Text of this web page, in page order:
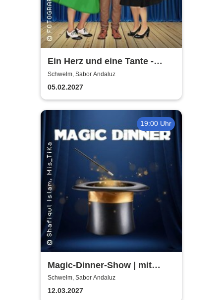
Ein Herz und eine Tante -
Dinner-Komödie
Schwelm, Sabor Andaluz
05.02.2027
19:00 Uhr
Magic-Dinner-Show | mit
Magic Andi
Schwelm, Sabor Andaluz
12.03.2027